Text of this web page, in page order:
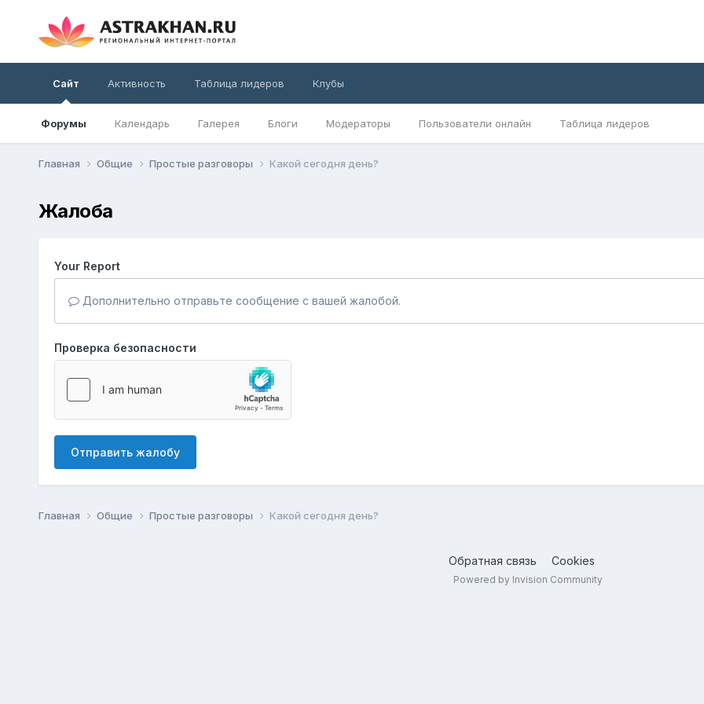
Сайт
Форумы Календарь Галерея Блоги Модераторы Пользователи онлайн Таблица лидеров
Активность Таблица лидеров Клубы
Главная Общие Простые разговоры Какой сегодня день?
Жалоба
Your Report
Дополнительно отправьте сообщение с вашей жалобой.
Проверка безопасности
Отправить жалобу
Главная Общие Простые разговоры Какой сегодня день?
Обратная связь Cookies
Powered by Invision Community